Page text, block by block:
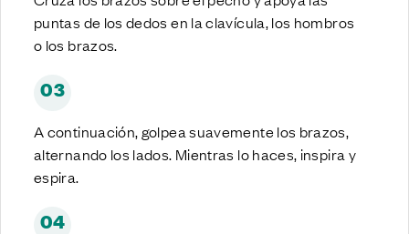
puntas de los dedos en la clavícula, los hombros
o los brazos.
03
A continuación, golpea suavemente los brazos,
alternando los lados. Mientras lo haces, inspira y
espira.
04